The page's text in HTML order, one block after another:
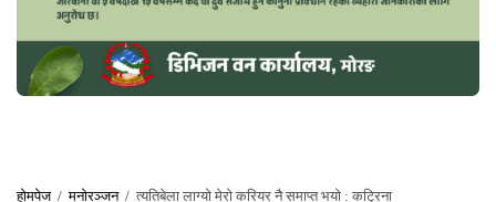
होमपेज/मनोरञ्जन/ त्यतिबेला लाग्यो मेरो करियर नै समाप्त भयो : कट्रिना